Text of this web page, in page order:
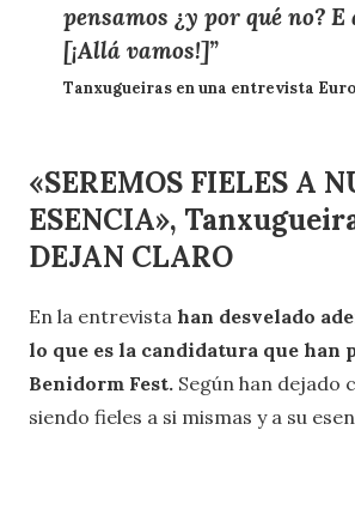
pensamos ¿y por qué no?
[¡Allá vamos!]”
Tanxugueiras en una entrevista
«SEREMOS FIELES A
ESENCIA»,
DEJAN CLARO
En la entrevista han desvelado
lo que es la candidatura que han
Benidorm Fest. Según han dejado
siendo fieles a si mismas y a su